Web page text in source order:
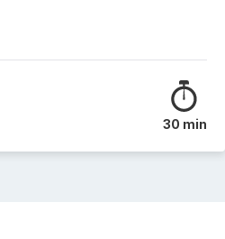
30 min